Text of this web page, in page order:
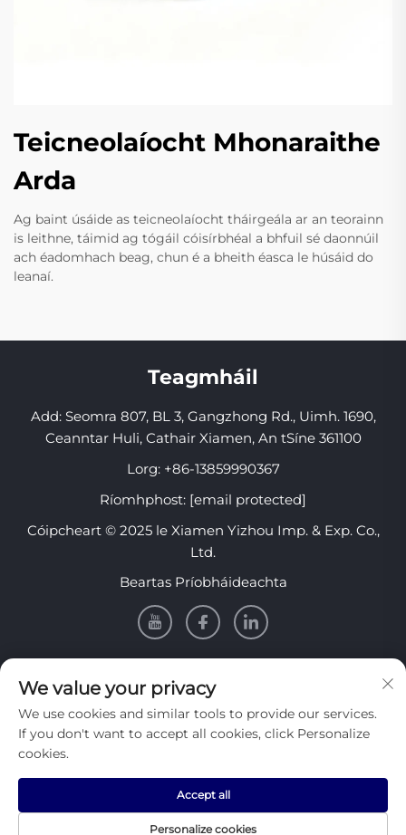
Teicneolaíocht Mhonaraithe
Arda
Ag baint úsáide as teicneolaíocht tháirgeála ar an teorainn
is leithne, táimid ag tógáil cóisírbhéal a bhfuil sé daonnúil
ach éadomhach beag, chun é a bheith éasca le húsáid do
leanaí.
Teagmháil
Add: Seomra 807, BL 3, Gangzhong Rd., Uimh. 1690,
Ceanntar Huli, Cathair Xiamen, An tSíne 361100
Lorg: +86-13859990367
Ríomhphost: [email protected]
Cóipcheart © 2025 le Xiamen Yizhou Imp. & Exp. Co.,
Ltd.
Beartas Príobháideachta
EOLAS
Cláraigh lenár nuachtlitir sheachtainiúil a fháil
Cuir isteach
We value your privacy
We use cookies and similar tools to provide our services.
If you don't want to accept all cookies, click Personalize
cookies.
Personalize cookies
Accept all